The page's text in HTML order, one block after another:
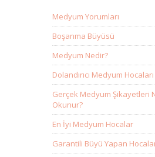
Medyum Yorumları
Boşanma Büyüsü
Medyum Nedir?
Dolandırıcı Medyum
Gerçek Medyum Şikayetleri
Okunur?
En İyi Medyum Hocalar
Garantili Büyü Yapan